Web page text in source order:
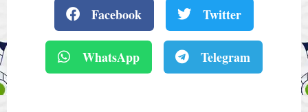
Facebook Twitter
WhatsApp Telegram